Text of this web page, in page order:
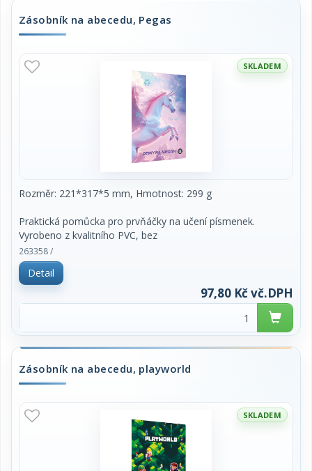
Zásobník na abecedu, Pegas
SKLADEM
Rozměr: 221*317*5 mm, Hmotnost: 299 g
Praktická pomůcka pro prvňáčky na učení písmenek.
Vyrobeno z kvalitního PVC, bez
ftalátů a zdravotně nezávadné. Formát A4, snadno
omyvatelné.
263358 /
Detail
97,80 Kč vč.DPH
Zásobník na abecedu, playworld
SKLADEM